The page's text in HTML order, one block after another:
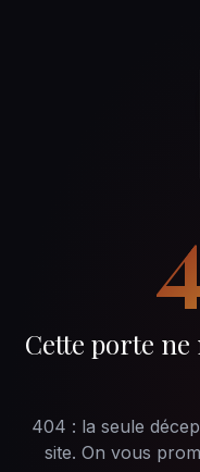
Cette porte
404 : la seule
site. On vous